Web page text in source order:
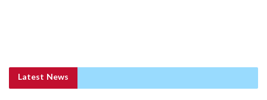
Latest News